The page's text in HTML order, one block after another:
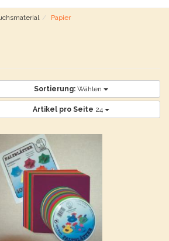
Papier
Sortierung: Wählen
Artikel pro Seite 24